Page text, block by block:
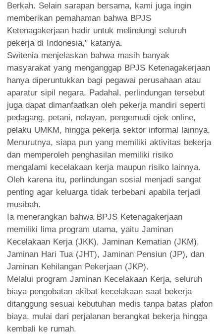
Berkah. Selain sarapan bersama, kami juga ingin
memberikan pemahaman bahwa BPJS
Ketenagakerjaan hadir untuk melindungi seluruh
pekerja di Indonesia," katanya.
Switenia menjelaskan bahwa masih banyak
masyarakat yang menganggap BPJS Ketenagakerjaan
hanya diperuntukkan bagi pegawai perusahaan atau
aparatur sipil negara. Padahal, perlindungan tersebut
juga dapat dimanfaatkan oleh pekerja mandiri seperti
pedagang, petani, nelayan, pengemudi ojek online,
pelaku UMKM, hingga pekerja sektor informal lainnya.
Menurutnya, siapa pun yang memiliki aktivitas bekerja
dan memperoleh penghasilan memiliki risiko
mengalami kecelakaan kerja maupun risiko lainnya.
Oleh karena itu, perlindungan sosial menjadi sangat
penting agar keluarga tidak terbebani apabila terjadi
musibah.
Ia menerangkan bahwa BPJS Ketenagakerjaan
memiliki lima program utama, yaitu Jaminan
Kecelakaan Kerja (JKK), Jaminan Kematian (JKM),
Jaminan Hari Tua (JHT), Jaminan Pensiun (JP), dan
Jaminan Kehilangan Pekerjaan (JKP).
Melalui program Jaminan Kecelakaan Kerja, seluruh
biaya pengobatan akibat kecelakaan saat bekerja
ditanggung sesuai kebutuhan medis tanpa batas plafon
biaya, mulai dari perjalanan berangkat bekerja hingga
kembali ke rumah.